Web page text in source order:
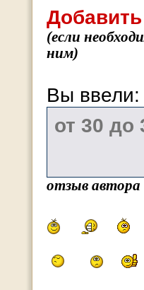
(если
ним)
Вы
отзыв